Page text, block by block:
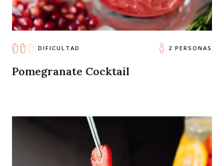
DIFICULTAD 2 PERSONAS
Pomegranate Cocktail